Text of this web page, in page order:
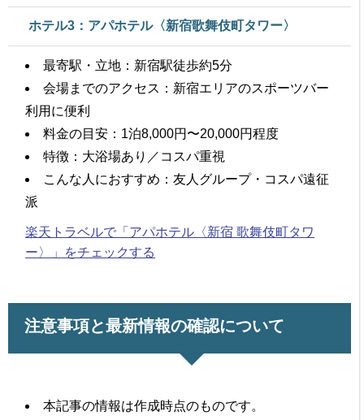
ホテル3：アパホテル〈新宿歌舞伎町タワー〉
最寄駅・立地：新宿駅徒歩約5分
会場までのアクセス：新宿エリアのスポーツバー
利用に便利
料金の目安：1泊8,000円〜20,000円程度
特徴：大浴場あり／コスパ重視
こんな人におすすめ：友人グループ・コスパ遠征
派
楽天トラベルで「アパホテル〈新宿 歌舞伎町タワ
ー〉」をチェックする
注意事項と最新情報の確認について
本記事の情報は作成時点のものです。